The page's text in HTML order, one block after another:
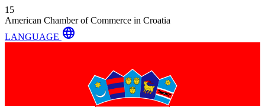
15
American Chamber of Commerce in Croatia
LANGUAGE language